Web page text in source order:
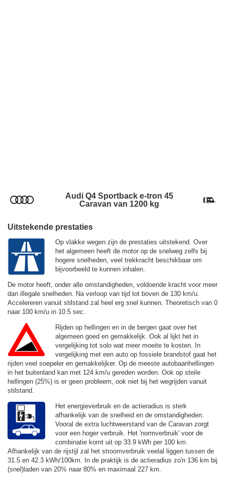
Audi Q4 Sportback e-tron 45
Caravan van 1200 kg
Uitstekende prestaties
Op vlakke wegen zijn de prestaties uitstekend. Over
het algemeen heeft de motor op de snelweg zelfs bij
hogere snelheden, veel trekkracht beschikbaar om
bijvoorbeeld te kunnen inhalen.
De motor heeft, onder alle omstandigheden, voldoende kracht voor meer
dan illegale snelheden. Na verloop van tijd tot boven de 130 km/u.
Accelereren vanuit stilstand zal heel erg snel kunnen. Theoretisch van 0
naar 100 km/u in 10.5 sec.
Rijden op hellingen en in de bergen gaat over het
algemeen goed en gemakkelijk. Ook al lijkt het in
vergelijking tot solo wat meer moeite te kosten. In
vergelijking met een auto op fossiele brandstof gaat het
rijden veel soepeler en gemakkelijker. Op de meeste autobaanhellingen
in het buitenland kan met 124 km/u gereden worden. Ook op steile
hellingen (25%) is er geen probleem, ook niet bij het wegrijden vanuit
stilstand.
Het energieverbruik en de actieradius is sterk
afhankelijk van de snelheid en de omstandigheden.
Vooral de extra luchtweerstand van de Caravan zorgt
voor een hoger verbruik. Het 'normverbruik' voor de
combinatie komt uit op 33.9 kWh per 100 km.
Afhankelijk van de rijstijl zal het stroomverbruik veelal liggen tussen de
31.5 en 42.3 kWh/100km. In de praktijk is de actieradius zo'n 136 km bij
(snel)laden van 20% naar 80% en maximaal 227 km.